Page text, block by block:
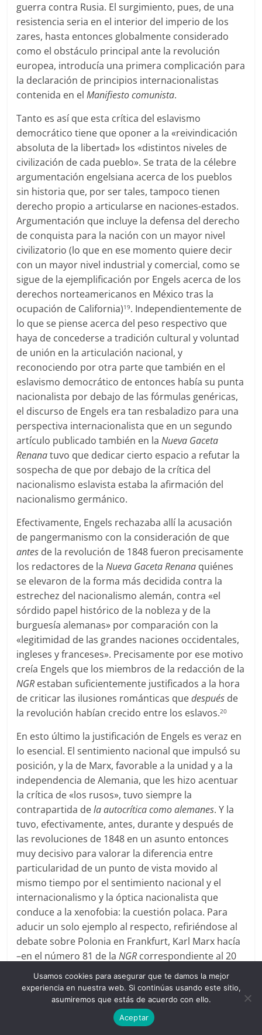
guerra contra Rusia. El surgimiento, pues, de una
resistencia seria en el interior del imperio de los
zares, hasta entonces globalmente considerado
como el obstáculo principal ante la revolución
europea, introducía una primera complicación para
la declaración de principios internacionalistas
contenida en elManifiesto comunista.
Tanto es así que esta crítica del eslavismo
democrático tiene que oponer a la «reivindicación
absoluta de la libertad» los «distintos niveles de
civilización de cada pueblo». Se trata de la célebre
argumentación engelsiana acerca de los pueblos
sin historia que, por ser tales, tampoco tienen
derecho propio a articularse en naciones-estados.
Argumentación que incluye la defensa del derecho
de conquista para la nación con un mayor nivel
civilizatorio (lo que en ese momento quiere decir
con un mayor nivel industrial y comercial, como se
sigue de la ejemplificación por Engels acerca de los
derechos norteamericanos en México tras la
ocupación de California)19. Independientemente de
lo que se piense acerca del peso respectivo que
haya de concederse a tradición cultural y voluntad
de unión en la articulación nacional, y
reconociendo por otra parte que también en el
eslavismo democrático de entonces había su punta
nacionalista por debajo de las fórmulas genéricas,
el discurso de Engels era tan resbaladizo para una
perspectiva internacionalista que en un segundo
artículo publicado también en laNueva Gaceta
Renanatuvo que dedicar cierto espacio a refutar la
sospecha de que por debajo de la crítica del
nacionalismo eslavista estaba la afirmación del
nacionalismo germánico.
Efectivamente, Engels rechazaba allí la acusación
de pangermanismo con la consideración de que
antes de la revolución de 1848 fueron precisamente
los redactores de laNueva Gaceta Renana quiénes
se elevaron de la forma más decidida contra la
estrechez del nacionalismo alemán, contra «el
sórdido papel histórico de la nobleza y de la
burguesía alemanas» por comparación con la
«legitimidad de las grandes naciones occidentales,
ingleses y franceses». Precisamente por ese motivo
creía Engels que los miembros de la redacción de la
NGR estaban suficientemente justificados a la hora
de criticar las ilusiones románticas quedespués de
la revolución habían crecido entre los eslavos.20
En esto último la justificación de Engels es veraz en
lo esencial. El sentimiento nacional que impulsó su
posición, y la de Marx, favorable a la unidad y a la
independencia de Alemania, que les hizo acentuar
la crítica de «los rusos», tuvo siempre la
contrapartida dela autocrítica como alemanes. Y la
tuvo, efectivamente, antes, durante y después de
las revoluciones de 1848 en un asunto entonces
muy decisivo para valorar la diferencia entre
particularidad de un punto de vista movido al
mismo tiempo por el sentimiento nacional y el
internacionalismo y la óptica nacionalista que
conduce a la xenofobia: la cuestión polaca. Para
aducir un solo ejemplo al respecto, refiriéndose al
debate sobre Polonia en Frankfurt, Karl Marx hacía
–en el número 81 de laNGR correspondiente al 20
de agosto de 1848– un repaso histórico de la
cuestión poniendo de manifiesto que la partición
de Polonia fue el hecho que dio cohesión a la Santa
Alianza ruso-austro-prusiana; afirmaba luego que
desde el primer reparto de Polonia, Alemania había
Usamos cookies para asegurar que te damos la mejor
experiencia en nuestra web. Si continúas usando este sitio,
asumiremos que estás de acuerdo con ello.
Aceptar